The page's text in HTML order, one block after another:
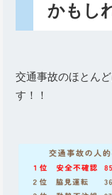
かもし
交通事故のほとん
す！！